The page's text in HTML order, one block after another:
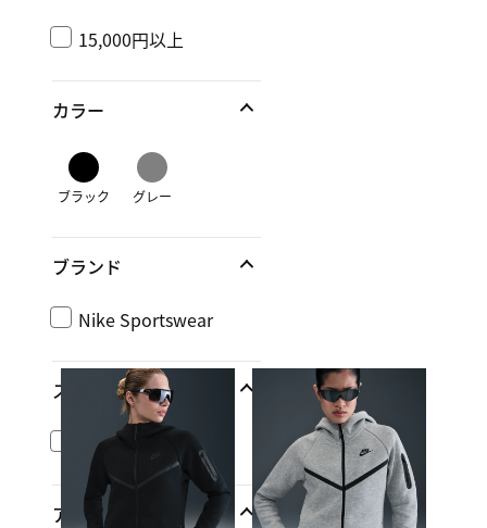
15,000円以上
カラー
ブラック グレー
ブランド
Nike Sportswear
スポーツ
ライフスタイル
アパレル